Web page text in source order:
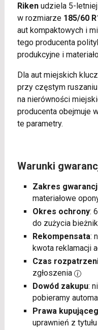
Rikenudziela 5-letniej
w rozmiarze 185/60
aut kompaktowych i
tego producenta
produkcyjne i
Dla aut miejskich
przy częstym
na nierówności
producenta obejmuje
te parametry.
Warunki
Zakres
materiałowe
Okres ochrony:
do zużycia
Rekompensata:
kwota reklamacji
Czas
zgłoszenia
Dowód zakupu:
pobieramy
Prawa
uprawnień z